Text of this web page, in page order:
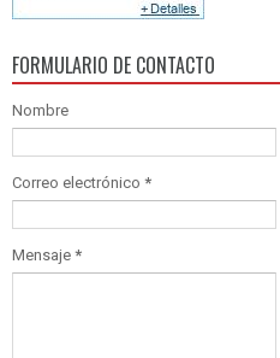
FORMULARIO DE CONTACTO
Nombre
Correo electrónico *
Mensaje *